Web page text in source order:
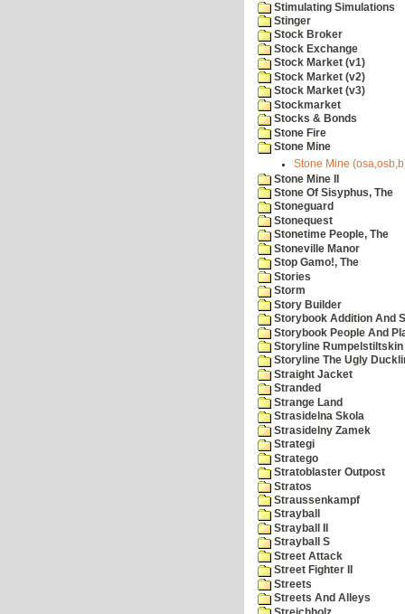
Stimulating Simulations
Stinger
Stock Broker
Stock Exchange
Stock Market (v1)
Stock Market (v2)
Stock Market (v3)
Stockmarket
Stocks & Bonds
Stone Fire
Stone Mine
Stone Mine
Stone Mine II
Stone Of Sisyphus, The
Stoneguard
Stonequest
Stonetime People, The
Stoneville Manor
Stop Gamo!, The
Stories
Storm
Story Builder
Storybook Addition And
Storybook People And
Storyline Rumpelstiltskin
Storyline The Ugly
Straight Jacket
Stranded
Strange Land
Strasidelna Skola
Strasidelny Zamek
Strategi
Stratego
Stratoblaster Outpost
Stratos
Straussenkampf
Strayball
Strayball II
Strayball S
Street Attack
Street Fighter II
Streets
Streets And Alleys
Streichholz